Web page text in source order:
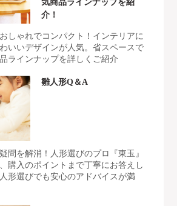
気商品ラインナップを紹
介！
しゃれでコンパクト！インテリアに
いいデザインが人気。省スペースで
ラインナップを詳しくご紹介
雛人形Q＆A
問を解消！人形選びのプロ『東玉』
購入のポイントまで丁寧にお答えし
形選びでも安心のアドバイスが満